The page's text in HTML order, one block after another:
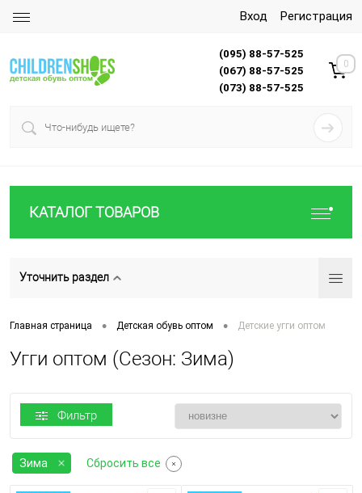
Вход Регистрация
(095) 88-57-525
(067) 88-57-525
(073) 88-57-525
0
КАТАЛОГ ТОВАРОВ
Уточнить раздел
Главная страница • Детская обувь оптом • Детские угги оптом
Угги оптом (Сезон: Зима)
Фильтр
Зима Сбросить все